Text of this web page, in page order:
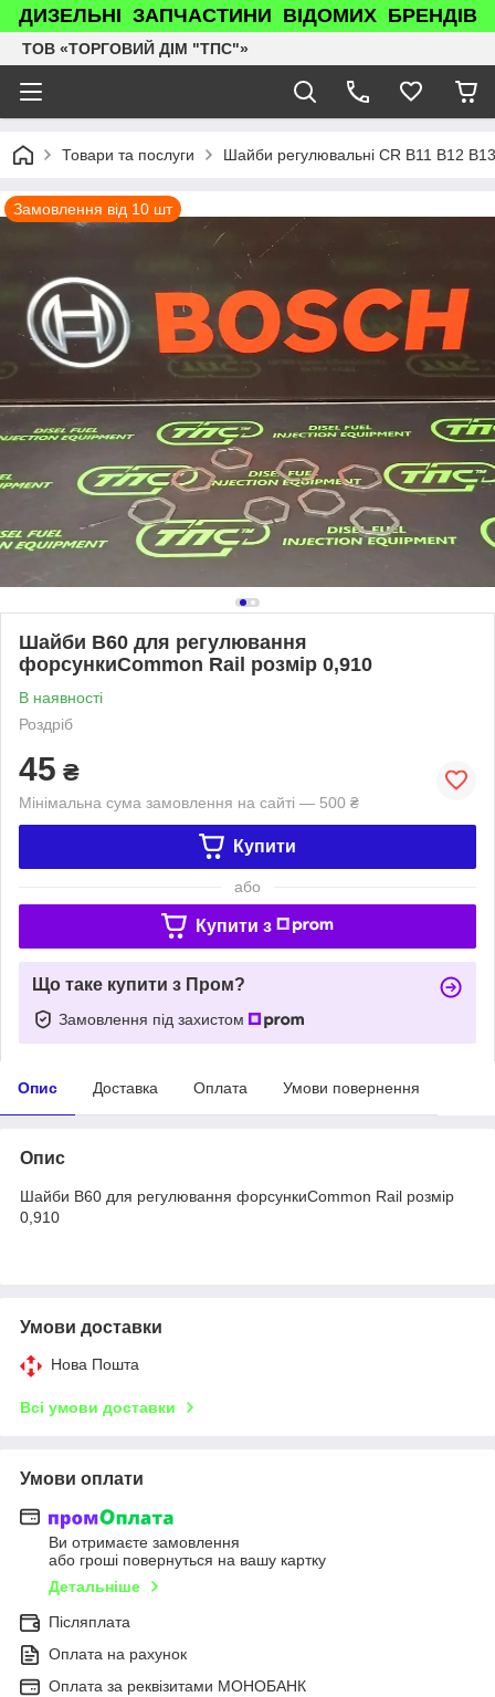
ДИЗЕЛЬНІ ЗАПЧАСТИНИ ВІДОМИХ БРЕНДІВ
ТОВ «ТОРГОВИЙ ДІМ "ТПС"»
Товари та послуги Шайби регулювальні CR B11 B12
Замовлення від 10 шт
Шайби B60 для регулювання
форсункиCommon Rail розмір 0,910
В наявності
Роздріб
45 ₴
Мінімальна сума замовлення на сайті — 500 ₴
Купити
або
Купити з
Що таке купити з Пром?
Замовлення під захистом
Опис Доставка Оплата Умови повернення
Опис
Шайби B60 для регулювання форсункиCommon Rail розмір
0,910
Умови доставки
Нова Пошта
Всі умови доставки
Умови оплати
Ви отримаєте замовлення
або гроші повернуться на вашу картку
Детальніше
Післяплата
Оплата на рахунок
Оплата за реквізитами МОНОБАНК